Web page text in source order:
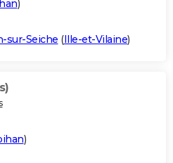
)
sur-Seiche (Ille-et-Vilaine)
)